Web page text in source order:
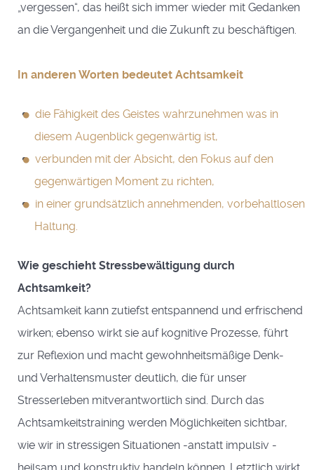
„vergessen“, das heißt sich immer wieder mit Gedanken
an die Vergangenheit und die Zukunft zu beschäftigen.
In anderen Worten bedeutet Achtsamkeit
die Fähigkeit des Geistes wahrzunehmen was in
diesem Augenblick gegenwärtig ist,
verbunden mit der Absicht, den Fokus auf den
gegenwärtigen Moment zu richten,
in einer grundsätzlich annehmenden, vorbehaltlosen
Haltung.
Wie geschieht Stressbewältigung durch
Achtsamkeit?
Achtsamkeit kann zutiefst entspannend und erfrischend
wirken; ebenso wirkt sie auf kognitive Prozesse, führt
zur Reflexion und macht gewohnheitsmäßige Denk-
und Verhaltensmuster deutlich, die für unser
Stresserleben mitverantwortlich sind. Durch das
Achtsamkeitstraining werden Möglichkeiten sichtbar,
wie wir in stressigen Situationen -anstatt impulsiv -